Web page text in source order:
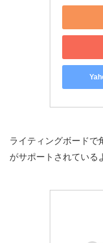
ライティングボードで
がサポートされている